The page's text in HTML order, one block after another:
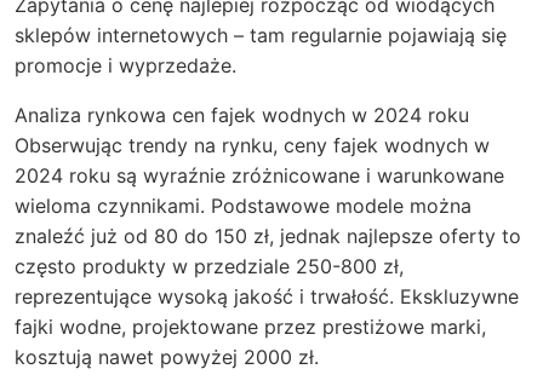
sklepów internetowych – tam regularnie pojawiają się
promocje i wyprzedaże.
Analiza rynkowa cen fajek wodnych w 2024 roku
Obserwując trendy na rynku, ceny fajek wodnych w
2024 roku są wyraźnie zróżnicowane i warunkowane
wieloma czynnikami. Podstawowe modele można
znaleźć już od 80 do 150 zł, jednak najlepsze oferty to
często produkty w przedziale 250-800 zł,
reprezentujące wysoką jakość i trwałość. Ekskluzywne
fajki wodne, projektowane przez prestiżowe marki,
kosztują nawet powyżej 2000 zł.